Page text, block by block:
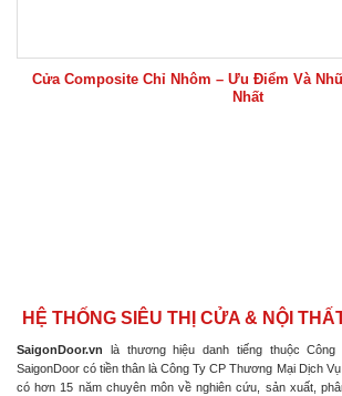
Cửa Composite Chỉ Nhôm – Ưu Điểm Và
Nhất
HỆ THỐNG SIÊU THỊ CỬA & NỘI
SaigonDoor.vn là thương hiệu danh tiếng thuộc
SaigonDoor có tiền thân là Công Ty CP Thương Mại Dịch
có hơn 15 năm chuyên môn về nghiên cứu, sản xuất,